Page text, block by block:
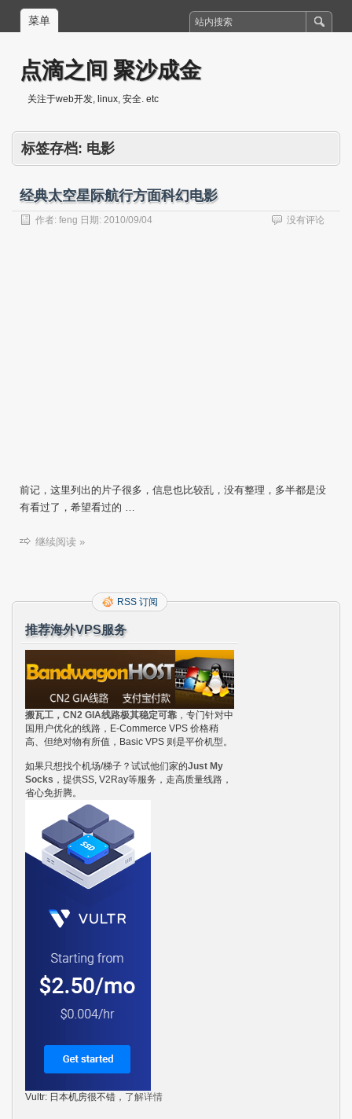
菜单
点滴之间 聚沙成金
关注于web开发, linux, 安全. etc
标签存档: 电影
经典太空星际航行方面科幻电影
作者: feng 日期: 2010/09/04 没有评论
前记，这里列出的片子很多，信息也比较乱，没有整理，多半都是没
有看过了，希望看过的 …
继续阅读 »
RSS 订阅
推荐海外VPS服务
搬瓦工，CN2 GIA线路极其稳定可靠 ，专门针对中
国用户优化的线路，E-Commerce VPS 价格稍
高、但绝对物有所值，Basic VPS 则是平价机型。
如果只想找个机场/梯子？试试他们家的Just My
Socks ，提供SS, V2Ray等服务，走高质量线路，
省心免折腾。
Vultr: 日本机房很不错， 了解详情